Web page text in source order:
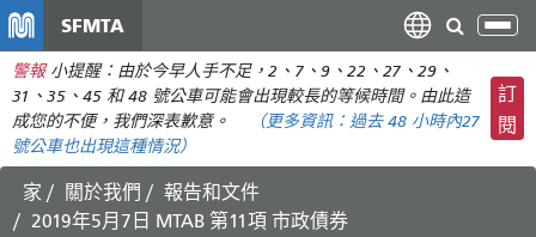
主
要
內
SFMTA
切
導
航
警報 小提醒：由於今早人手不足，2、7、9、22、27、29、
31、35、45 和 48 號公車可能會出現較長的等候時間。由此造
成您的不便，我們深表歉意。
（更多資訊： 過去 48 小時內27
號公車也出現這種情況）
訂
閱
家 關於我們
報告和文件
2019年5月7日 MTAB 第11項 市政債券